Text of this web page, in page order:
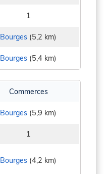
1
Bourges (5,2 km)
Bourges (5,4 km)
Commerces
Bourges (5,9 km)
1
Bourges (4,2 km)